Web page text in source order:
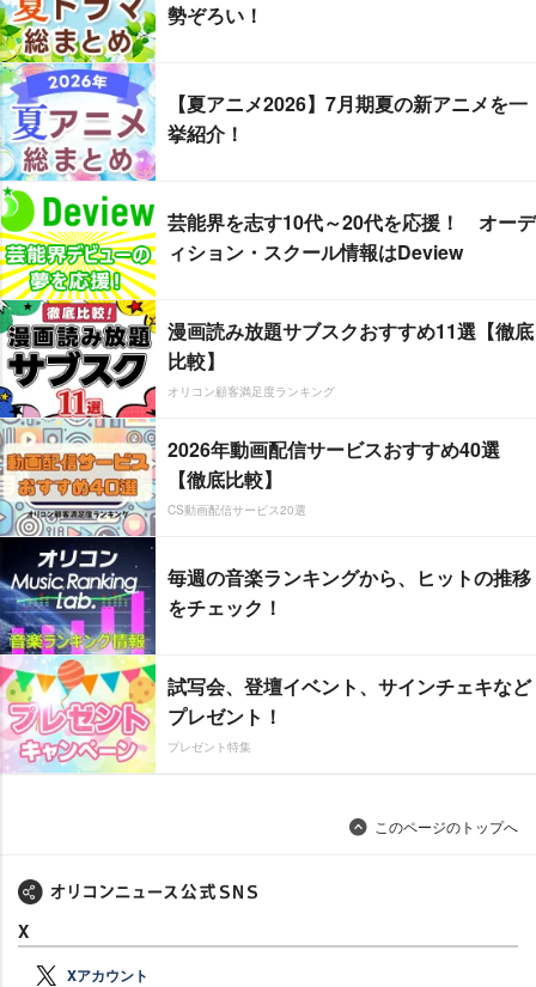
勢ぞろい！
【夏アニメ2026】7月期夏の新アニメを一
挙紹介！
芸能界を志す10代～20代を応援！ オーデ
ィション・スクール情報はDeview
漫画読み放題サブスクおすすめ11選【徹底
比較】
オリコン顧客満足度ランキング
2026年動画配信サービスおすすめ40選
【徹底比較】
CS動画配信サービス20選
毎週の音楽ランキングから、ヒットの推移
をチェック！
試写会、登壇イベント、サインチェキなど
プレゼント！
プレゼント特集
このページのトップへ
X
Xアカウント